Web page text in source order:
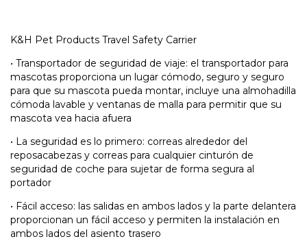
K&H Pet Products Travel Safety Carrier
• Transportador de seguridad de viaje: el transportador para
mascotas proporciona un lugar cómodo, seguro y seguro
para que su mascota pueda montar, incluye una almohadilla
cómoda lavable y ventanas de malla para permitir que su
mascota vea hacia afuera
• La seguridad es lo primero: correas alrededor del
reposacabezas y correas para cualquier cinturón de
seguridad de coche para sujetar de forma segura al
portador
• Fácil acceso: las salidas en ambos lados y la parte delantera
proporcionan un fácil acceso y permiten la instalación en
ambos lados del asiento trasero